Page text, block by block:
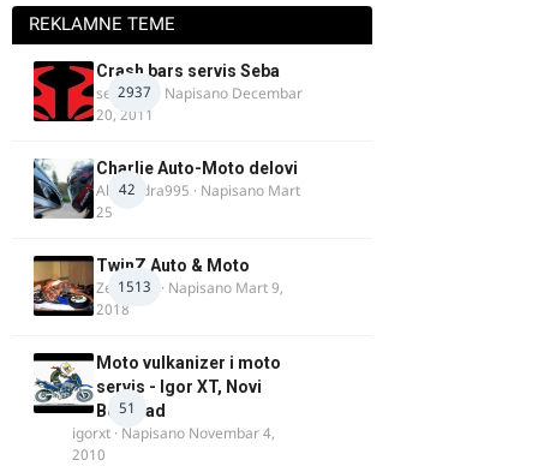
REKLAMNE TEME
2937
Crash bars servis Seba
seba011 · Napisano Decembar
20, 2011
42
Charlie Auto-Moto delovi
Alexandra995 · Napisano Mart
25
1513
TwinZ Auto & Moto
Zeljkamp · Napisano Mart 9,
2018
51
Moto vulkanizer i moto
servis - Igor XT, Novi
Beograd
igorxt · Napisano Novembar 4,
2010